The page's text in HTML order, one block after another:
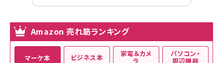
Amazon 売れ筋ランキング
マーケ本 ビジネス本 家電＆カメ
ラ
パソコン・
周辺機器